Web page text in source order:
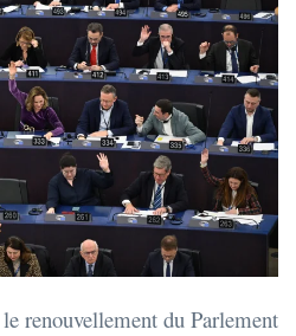
renouvellement du Parlement